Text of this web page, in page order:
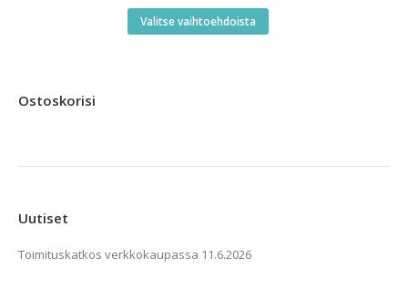
tehdä
valinnat
55,00 €
5.00/ 5
Valitse vaihtoehdoista
Ostoskorisi
Uutiset
Toimituskatkos verkkokaupassa 11.6.2026